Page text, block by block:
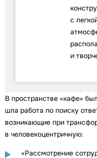
с
и
В пространстве «кафе»
шла работа по поиску
возникающие при
в человекоцентричную:
«Рассмотрение